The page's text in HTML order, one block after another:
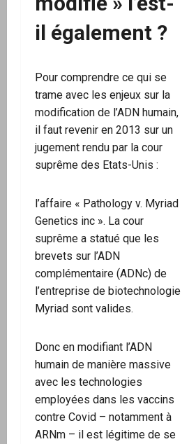
il également ?
Pour comprendre ce qui se
trame avec les enjeux sur la
modification de l’ADN humain,
il faut revenir en 2013 sur un
jugement rendu par la cour
suprême des Etats-Unis :
l’affaire « Pathology v. Myriad
Genetics inc ». La cour
suprême a statué que les
brevets sur l’ADN
complémentaire (ADNc) de
l’entreprise de biotechnologie
Myriad sont valides.
Donc en modifiant l’ADN
humain de manière massive
avec les technologies
employées dans les vaccins
contre Covid – notamment à
ARNm – il est légitime de se